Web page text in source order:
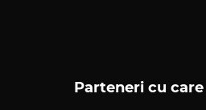
Parteneri cu